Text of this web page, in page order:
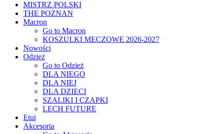
MISTRZ POLSKI
THE POZNAN
Macron
Go to Macron
KOSZULKI MECZOWE 2026-2027
Nowości
Odzież
Go to Odzież
DLA NIEGO
DLA NIEJ
DLA DZIECI
SZALIKI I CZAPKI
LECH FUTURE
Etui
Akcesoria